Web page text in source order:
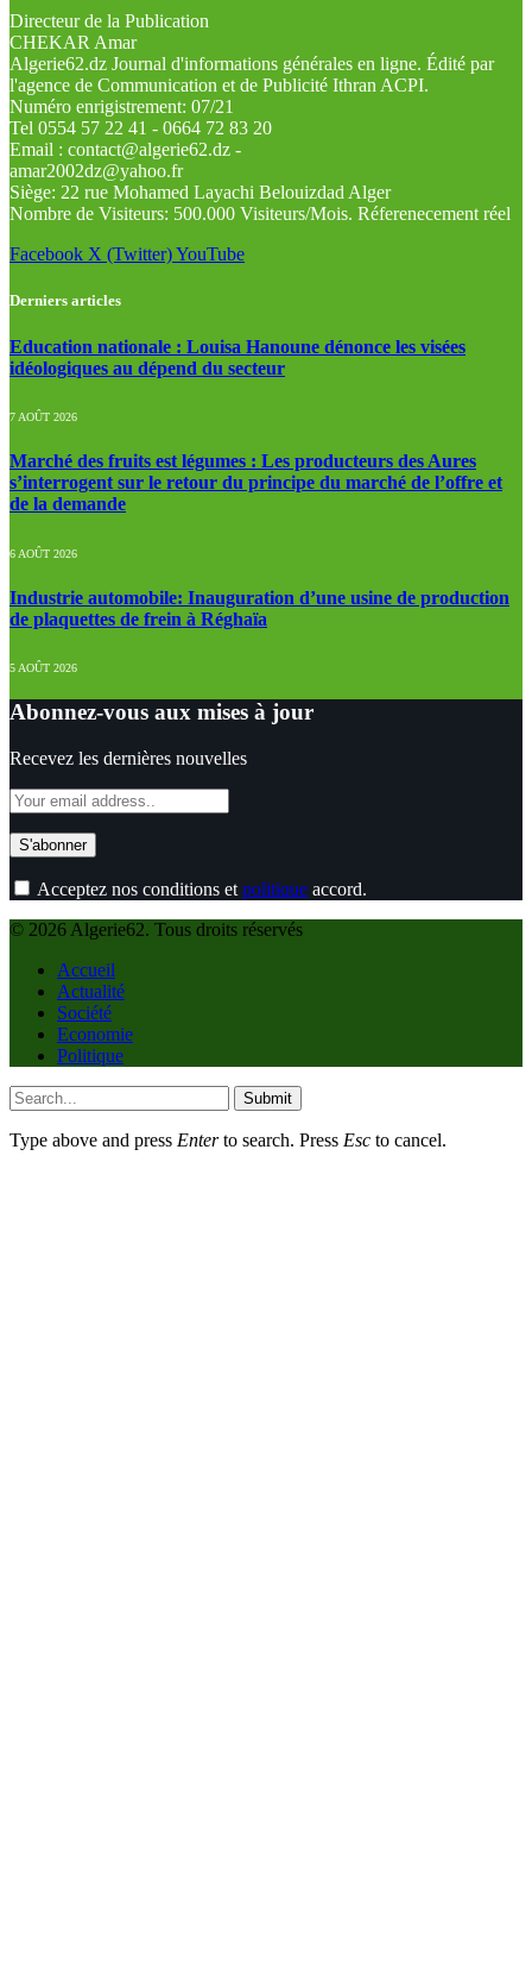
Directeur de la Publication
CHEKAR Amar
Algerie62.dz Journal d'informations générales en ligne. Édité par
l'agence de Communication et de Publicité Ithran ACPI.
Numéro enrigistrement: 07/21
Tel 0554 57 22 41 - 0664 72 83 20
Email : contact@algerie62.dz -
amar2002dz@yahoo.fr
Siège: 22 rue Mohamed Layachi Belouizdad Alger
Nombre de Visiteurs: 500.000 Visiteurs/Mois. Réferenecement réel
Facebook X (Twitter)YouTube
Derniers articles
Education nationale : Louisa Hanoune dénonce les visées
idéologiques au dépend du secteur
7 AOÛT 2026
Marché des fruits est légumes : Les producteurs des Aures
s’interrogent sur le retour du principe du marché de l’offre et
de la demande
6 AOÛT 2026
Industrie automobile: Inauguration d’une usine de production
de plaquettes de frein à Réghaïa
5 AOÛT 2026
Abonnez-vous aux mises à jour
Recevez les dernières nouvelles
Acceptez nos conditions et politique accord.
© 2026 Algerie62. Tous droits réservés
Accueil
Actualité
Société
Economie
Politique
Submit
Type above and press Enterto search. Press Esc to cancel.